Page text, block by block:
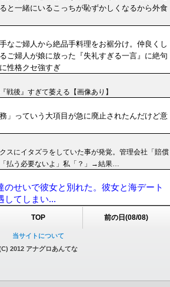
と一緒にいるこっちが恥ずかしくなるから外食
なご婦人から絶品手料理をお裾分け。仲良くし
ご婦人が娘に放った『失礼すぎる一言』に絶句
性格クセ強すぎ
戦後』すぎて萎える【画像あり】
」っていう大項目が急に廃止されたんだけど意
スにイタズラをしていた事が発覚。管理会社「賠償
払う必要ないよ」私「？」→結果…
のせいで彼女と別れた。彼女と海デート
してしまい...
TOP 前の日(08/08)
当サイトについて
2012 アナグロあんてな